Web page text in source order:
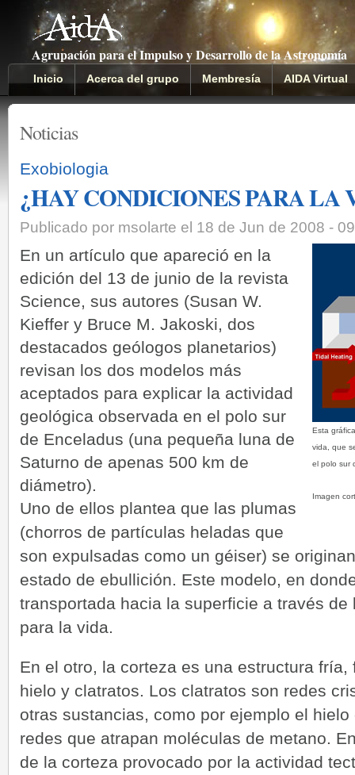
Agrupación para el Impulso y Desarrollo de la Astronomía
Inicio Acerca del grupo Membresía AIDA Virtual
Noticias
Exobiologia
¿HAY CONDICIONES PARA LA
Publicado por msolarte el 18 de Jun de 2008 -
Esta
vida, que
el polo sur
Imagen
En un artículo que apareció en la
edición del 13 de junio de la revista
Science, sus autores (Susan W.
Kieffer y Bruce M. Jakoski, dos
destacados geólogos planetarios)
revisan los dos modelos más
aceptados para explicar la actividad
geológica observada en el polo sur
de Enceladus (una pequeña luna de
Saturno de apenas 500 km de
diámetro).
Uno de ellos plantea que las plumas
(chorros de partículas heladas que
son expulsadas como un géiser) se
estado de ebullición. Este modelo, en
transportada hacia la superficie a través
para la vida.
En el otro, la corteza es una estructura
hielo y clatratos. Los clatratos son redes
otras sustancias, como por ejemplo el
redes que atrapan moléculas de metano.
de la corteza provocado por la actividad